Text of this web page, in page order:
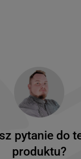
pytanie do
produktu?